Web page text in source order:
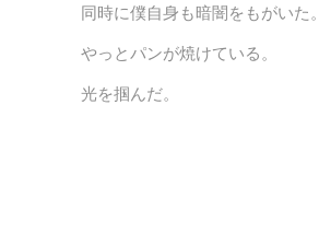
同時に僕自身も暗闇をもがいた。
やっとパンが焼けている。
光を掴んだ。